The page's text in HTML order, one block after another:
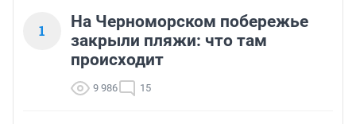
1
На Черноморском побережье
закрыли пляжи: что там
происходит
9 986 15